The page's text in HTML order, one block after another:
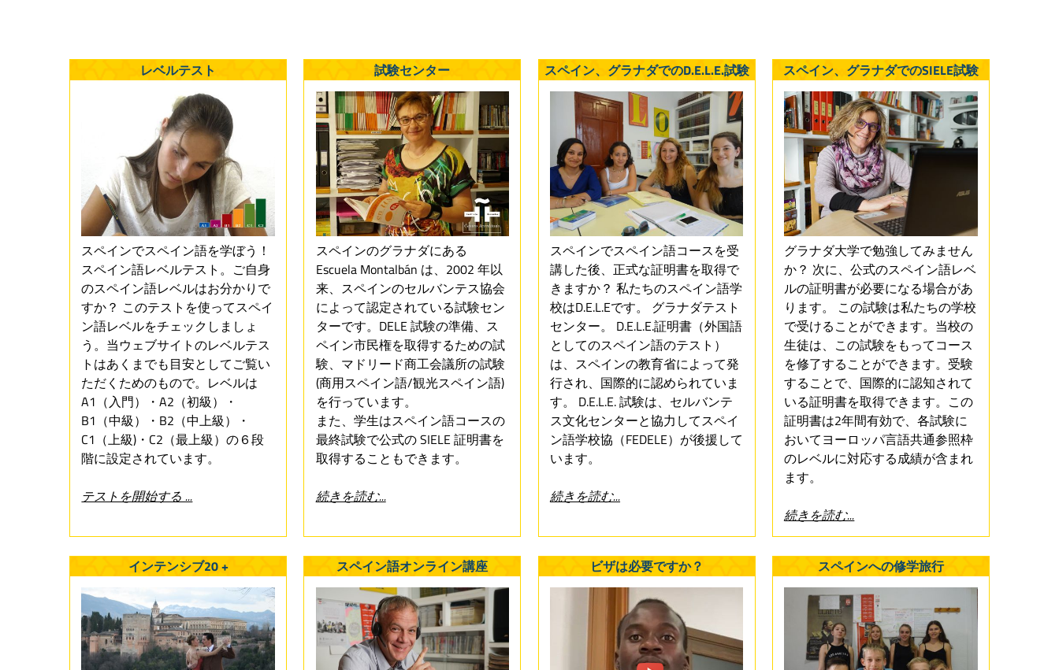
レベルテスト
スペインでスペイン語を学ぼう！
スペイン語レベルテスト。ご自身
のスペイン語レベルはお分かりで
すか？ このテストを使ってスペイ
ン語レベルをチェックしましょ
う。当ウェブサイトのレベルテス
トはあくまでも目安としてご覧い
ただくためのもので。レベルは
A1（入門）・A2（初級）・
B1（中級）・B2（中上級）・
C1（上級)・C2（最上級）の６段
階に設定されています。
テストを開始する ...
試験センター
スペインのグラナダにある
Escuela Montalbán は、2002 年以
来、スペインのセルバンテス協会
によって認定されている試験セン
ターです。DELE 試験の準備、ス
ペイン市民権を取得するための試
験、マドリード商工会議所の試験
(商用スペイン語/観光スペイン語)
を行っています。
また、学生はスペイン語コースの
最終試験で公式の SIELE 証明書を
取得することもできます。
続きを読む...
スペイン、グラナダでのD.E.L.E.試験
スペインでスペイン語コースを受
講した後、正式な証明書を取得で
きますか？ 私たちのスペイン語学
校はD.E.L.Eです。 グラナダテスト
センター。 D.E.L.E.証明書（外国語
としてのスペイン語のテスト）
は、スペインの教育省によって発
行され、国際的に認められていま
す。 D.E.L.E. 試験は、セルバンテ
ス文化センターと協力してスペイ
ン語学校協（FEDELE）が後援して
います。
続きを読む...
スペイン、グラナダでのSIELE試験
グラナダ大学で勉強してみません
か？ 次に、公式のスペイン語レベ
ルの証明書が必要になる場合があ
ります。 この試験は私たちの学校
で受けることができます。当校の
生徒は、この試験をもってコース
を修了することができます。受験
することで、国際的に認知されて
いる証明書を取得できます。この
証明書は2年間有効で、各試験に
おいてヨーロッパ言語共通参照枠
のレベルに対応する成績が含まれ
ます。
続きを読む...
インテンシブ20 + スペイン語オンライン講座 ビザは必要ですか？ スペインへの修学旅行